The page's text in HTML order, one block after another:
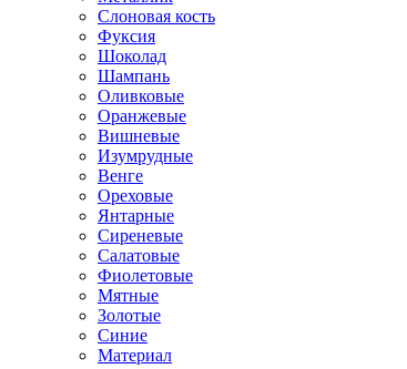
Слоновая кость
Фуксия
Шоколад
Шампань
Оливковые
Оранжевые
Вишневые
Изумрудные
Венге
Ореховые
Янтарные
Сиреневые
Салатовые
Фиолетовые
Мятные
Золотые
Синие
Материал